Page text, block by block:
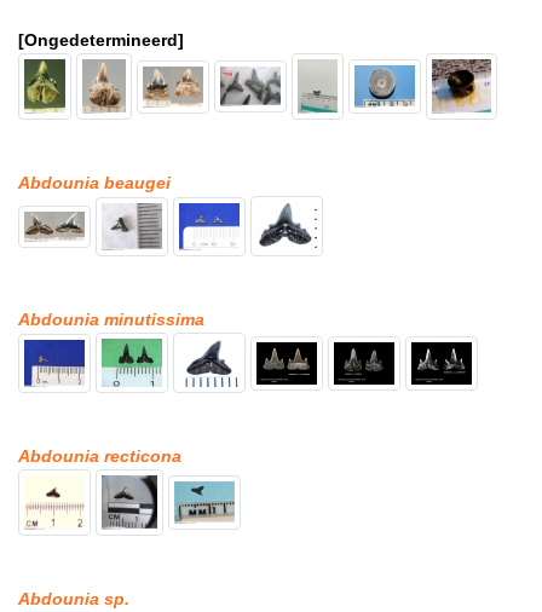
[Ongedetermineerd]
Abdounia beaugei
Abdounia minutissima
Abdounia recticona
Abdounia sp.